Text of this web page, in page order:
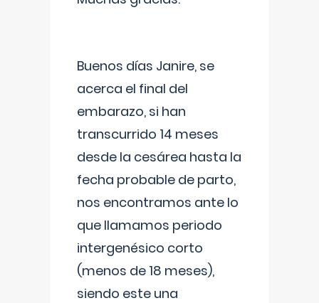
Buenos días Janire, se
acerca el final del
embarazo, si han
transcurrido 14 meses
desde la cesárea hasta la
fecha probable de parto,
nos encontramos ante lo
que llamamos periodo
intergenésico corto
(menos de 18 meses),
siendo este una